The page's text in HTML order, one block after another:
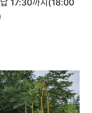
납 17:30까지(18:00